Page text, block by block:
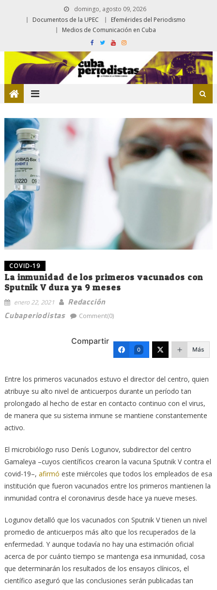
domingo, agosto 09, 2026
Documentos de la UPEC
Efemérides del Periodismo
Medios de Comunicación en Cuba
COVID-19
La inmunidad de los primeros vacunados con
Sputnik V dura ya 9 meses
enero 22, 2021
Redacción
Cubaperiodistas
Comment(0)
Compartir
0 Más
Entre los primeros vacunados estuvo el director del centro, quien
atribuye su alto nivel de anticuerpos durante un período tan
prolongado al hecho de estar en contacto continuo con el virus,
de manera que su sistema inmune se mantiene constantemente
activo.
El microbiólogo ruso Denís Logunov, subdirector del centro
Gamaleya –cuyos científicos crearon la vacuna Sputnik V contra el
covid-19–, afirmó este miércoles que todos los empleados de esa
institución que fueron vacunados entre los primeros mantienen la
inmunidad contra el coronavirus desde hace ya nueve meses.
Logunov detalló que los vacunados con Sputnik V tienen un nivel
promedio de anticuerpos más alto que los recuperados de la
enfermedad. Y aunque todavía no hay una estimación oficial
acerca de por cuánto tiempo se mantenga esa inmunidad, cosa
que determinarán los resultados de los ensayos clínicos, el
científico aseguró que las conclusiones serán publicadas tan